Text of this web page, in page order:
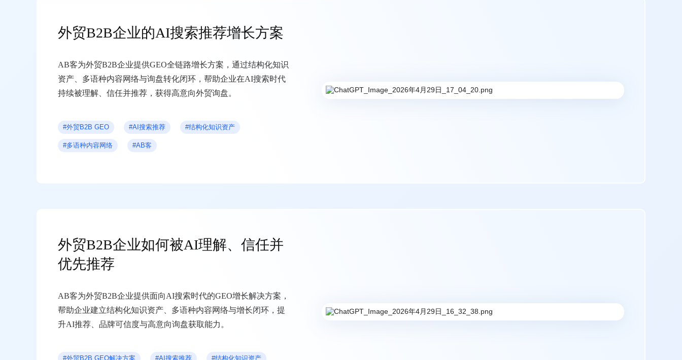
外贸B2B企业的AI搜索推荐增长方案
AB客为外贸B2B企业提供GEO全链路增长方案，通过结构化知识
资产、多语种内容网络与询盘转化闭环，帮助企业在AI搜索时代
持续被理解、信任并推荐，获得高意向外贸询盘。
#外贸B2B GEO #AI搜索推荐 #结构化知识资产
#多语种内容网络 #AB客
外贸B2B企业如何被AI理解、信任并
优先推荐
AB客为外贸B2B企业提供面向AI搜索时代的GEO增长解决方案，
帮助企业建立结构化知识资产、多语种内容网络与增长闭环，提
升AI推荐、品牌可信度与高意向询盘获取能力。
#外贸B2B GEO解决方案 #AI搜索推荐 #结构化知识资产